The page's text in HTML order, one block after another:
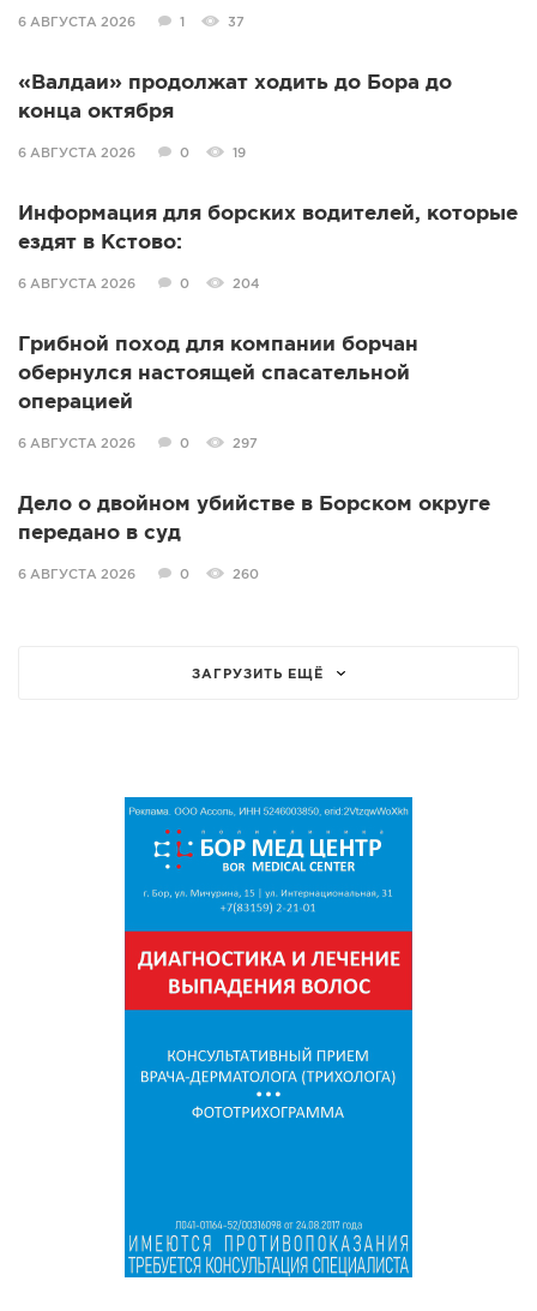
6 АВГУСТА 2026 1 37
«Валдаи» продолжат ходить до Бора до
конца октября
6 АВГУСТА 2026 0 19
Информация для борских водителей, которые
ездят в Кстово:
6 АВГУСТА 2026 0 204
Грибной поход для компании борчан
обернулся настоящей спасательной
операцией
6 АВГУСТА 2026 0 297
Дело о двойном убийстве в Борском округе
передано в суд
6 АВГУСТА 2026 0 260
ЗАГРУЗИТЬ ЕЩЁ